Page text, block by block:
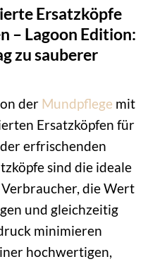
Ersatzköpfe
– Lagoon Edition:
zu sauberer
der Mundpflege mit
Ersatzköpfen für
erfrischenden
sind die ideale
die Wert
und gleichzeitig
minimieren
hochwertigen,